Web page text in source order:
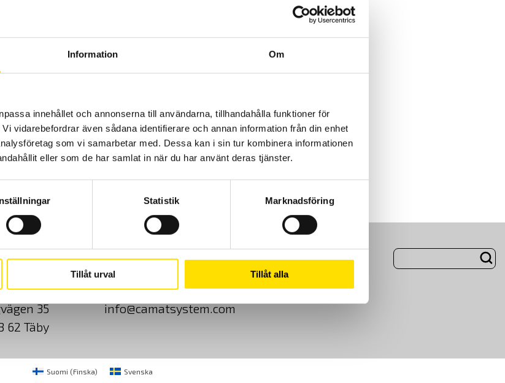
Information Om
innehållet och annonserna till användarna, tillhandahålla funktioner för
vidarebefordrar även sådana identifierare och annan information från din enhet
som vi samarbetar med. Dessa kan i sin tur kombinera informationen
eller som de har samlat in när du har använt deras tjänster.
Statistik Marknadsföring
Tillåt urval Tillåt alla
Klagomål Kundundersökning
Om Oss
AB
35
62 Täby
08-50 52 68 00
info@camatsystem.com
Suomi (Finska) Svenska